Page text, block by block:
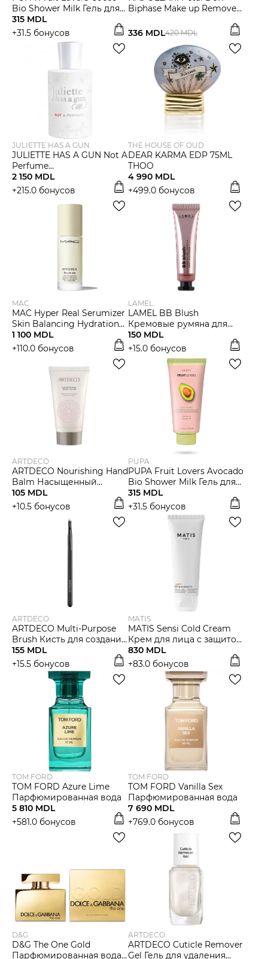
Bio Shower Milk Гель для
душа
315 MDL
+31.5 бонусов
Biphase Make up Remover
снятия макияжа
336 MDL420 MDL
JULIETTE HAS A GUN
JULIETTE HAS A GUN Not A
Perfume
Парфюмированная вода
2 150 MDL
+215.0 бонусов
THE HOUSE OF OUD
DEAR KARMA EDP 75ML
THOO
4 990 MDL
+499.0 бонусов
MAC
MAC Hyper Real Serumizer
Skin Balancing Hydration
Serum Увлажняющая
сыворотка для лица
1 100 MDL
+110.0 бонусов
LAMEL
LAMEL BB Blush
Кремовые румяна для
лица
150 MDL
+15.0 бонусов
ARTDECO
ARTDECO Nourishing Hand
Balm Насыщенный
бальзам для рук с
ароматом вишни
105 MDL
+10.5 бонусов
PUPA
PUPA Fruit Lovers Avocado
Bio Shower Milk Гель для
душа
315 MDL
+31.5 бонусов
ARTDECO
ARTDECO Multi-Purpose
Brush Кисть для создания
контура глаз
155 MDL
+15.5 бонусов
MATIS
MATIS Sensi Cold Cream
Крем для лица с защитой
от холода и ветра
830 MDL
+83.0 бонусов
TOM FORD
TOM FORD Azure Lime
Парфюмированная вода
5 810 MDL
+581.0 бонусов
TOM FORD
TOM FORD Vanilla Sex
Парфюмированная вода
7 690 MDL
+769.0 бонусов
D&G
D&G The One Gold
Парфюмированная вода
ARTDECO
ARTDECO Cuticle Remover
Gel Гель для удаления